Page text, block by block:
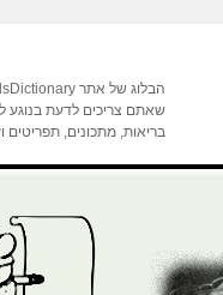
שאתם צריכים לדעת בנוגע
בריאות, מתכונים, תפריטים